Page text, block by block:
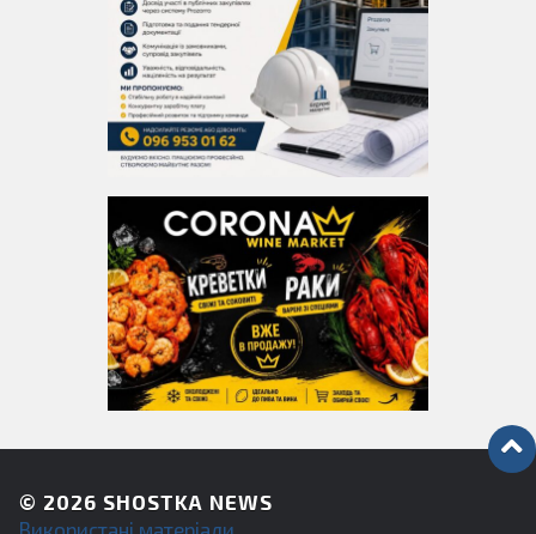
© 2026 SHOSTKA NEWS
Використані матеріали